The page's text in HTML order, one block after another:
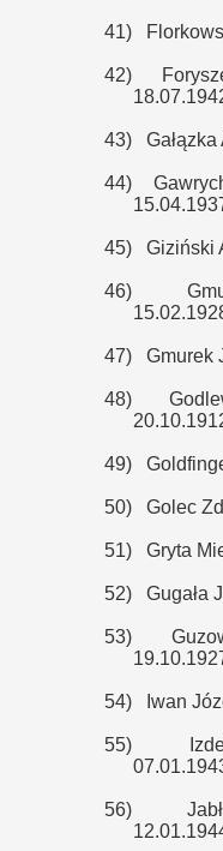
41)
42)
43)
44)
45) Giziński
46)
47) Gmurek
48)
49)
50) Golec
51) Gryta
52) Gugała
53)
54) Iwan
55)
56)